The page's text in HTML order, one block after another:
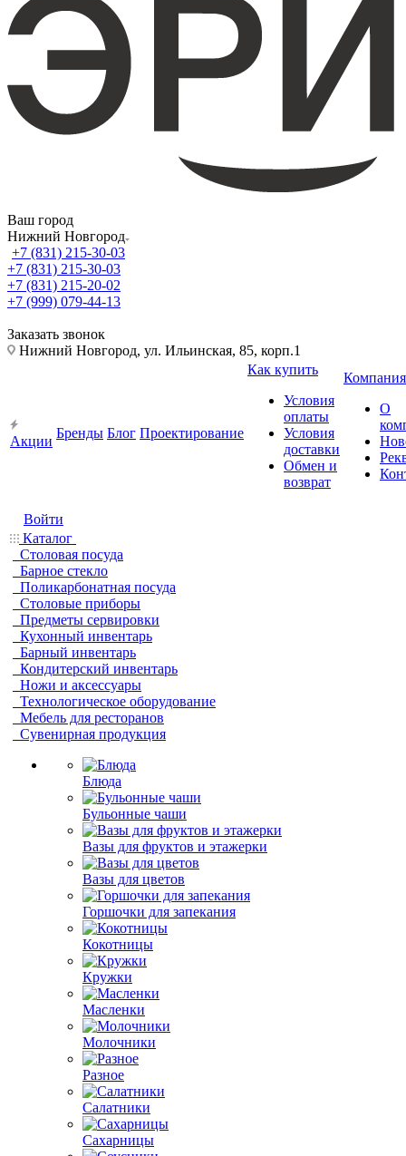
Ваш город
Нижний Новгород
+7 (831) 215-30-03
+7 (831) 215-30-03
+7 (831) 215-20-02
+7 (999) 079-44-13
Заказать звонок
Нижний Новгород, ул. Ильинская, 85, корп.1
Акции
Бренды Блог Проектирование
Как купить
Условия
оплаты
Условия
доставки
Обмен и
возврат
Компания
О
Войти
Каталог
Столовая посуда
Барное стекло
Поликарбонатная посуда
Столовые приборы
Предметы сервировки
Кухонный инвентарь
Барный инвентарь
Кондитерский инвентарь
Ножи и аксессуары
Технологическое оборудование
Мебель для ресторанов
Сувенирная продукция
Блюда
Бульонные чаши
Вазы для фруктов и этажерки
Вазы для цветов
Горшочки для запекания
Кокотницы
Кружки
Масленки
Молочники
Разное
Салатники
Сахарницы